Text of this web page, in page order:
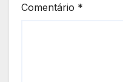
Comentário *